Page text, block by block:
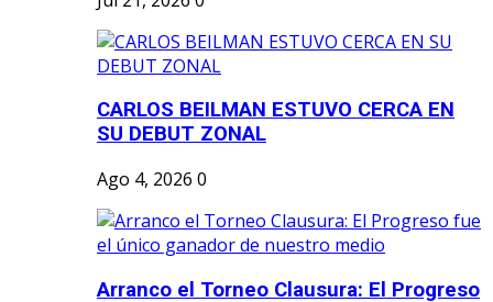
CARLOS BEILMAN ESTUVO CERCA EN
SU DEBUT ZONAL
Ago 4, 2026 0
Arranco el Torneo Clausura: El Progreso